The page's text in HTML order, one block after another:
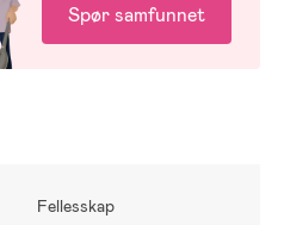
Spør samfunnet
Fellesskap